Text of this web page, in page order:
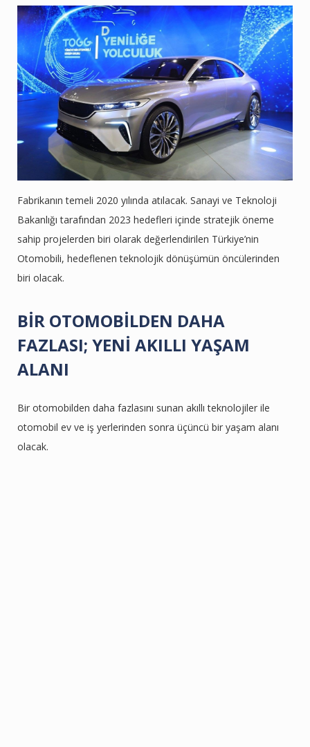
Fabrikanın temeli 2020 yılında atılacak. Sanayi ve Teknoloji
Bakanlığı tarafından 2023 hedefleri içinde stratejik öneme
sahip projelerden biri olarak değerlendirilen Türkiye’nin
Otomobili, hedeflenen teknolojik dönüşümün öncülerinden
biri olacak.
BİR OTOMOBİLDEN DAHA
FAZLASI; YENİ AKILLI YAŞAM
ALANI
Bir otomobilden daha fazlasını sunan akıllı teknolojiler ile
otomobil ev ve iş yerlerinden sonra üçüncü bir yaşam alanı
olacak.